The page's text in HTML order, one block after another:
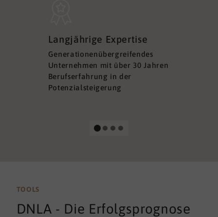
Langjährige Expertise
Generationenübergreifendes
Unternehmen mit über 30 Jahren
Berufserfahrung in der
Potenzialsteigerung
TOOLS
DNLA - Die Erfolgsprognose